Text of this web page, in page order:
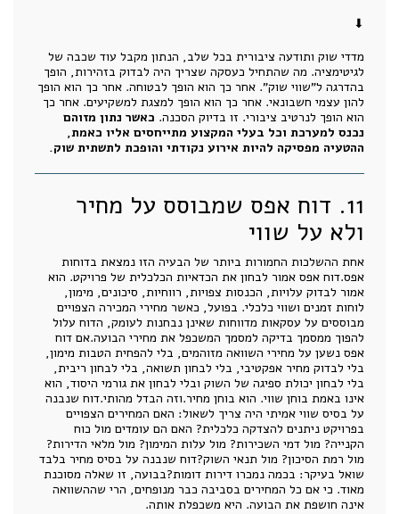
⬇
מדדי שוק ותודעה ציבורית בכל שלב, הנתון מקבל עוד שכבה של
לגיטימציה. מה שהתחיל כעסקה שצריך היה לבדוק בזהירות, הופך
בהדרגה ל”שווי שוק”. אחר כך הוא הופך לבטוחה. אחר כך הוא הופך
להון עצמי חשבונאי. אחר כך הוא הופך למצגת למשקיעים. אחר כך
הוא הופך לנרטיב ציבורי. זו בדיוק הסכנה. כאשר נתון מזוהם
נכנס למערכת וכל בעלי המקצוע מתייחסים אליו כאמת,
ההטעיה מפסיקה להיות אירוע נקודתי והופכת לתשתית שוק.
11. דוח אפס שמבוסס על מחיר
ולא על שווי
אחת ההשלכות החמורות ביותר של הבעיה הזו נמצאת בדוחות
אפס.דוח אפס אמור לבחון את הכדאיות הכלכלית של פרויקט. הוא
אמור לבדוק עלויות, הכנסות צפויות, רווחיות, סיכונים, מימון,
לוחות זמנים ושווי כלכלי. בפועל, כאשר מחירי המכירה הצפויים
מבוססים על עסקאות מדווחות שאינן נבחנות לעומק, הדוח עלול
להפוך ממסמך בדיקה למסמך המשכפל את מחירי הבועה.אם דוח
אפס נשען על מחירי השוואה מזוהמים, בלי להפחית הטבות מימון,
בלי לבדוק מחיר אפקטיבי, בלי לבחון תשואה, בלי לבחון ריבית,
בלי לבחון יכולת ספיגה של השוק ובלי לבחון את גורמי היסוד, הוא
אינו באמת בוחן שווי. הוא בוחן מחיר.וזה הבדל מהותי.דוח שנבנה
על בסיס שווי אמיתי היה צריך לשאול: האם המחירים הצפויים
בפרויקט ניתנים להצדקה כלכלית? האם הם עומדים מול כוח
הקנייה? מול דמי השכירות? מול עלות המימון? מול מלאי הדירות?
מול רמת הסיכון? מול תנאי השוק?דוח שנבנה על בסיס מחיר בלבד
שואל בעיקר: בכמה נמכרו דירות דומות?בבועה, זו שאלה מסוכנת
מאוד. כי אם כל המחירים בסביבה כבר מנופחים, הרי שההשוואה
אינה חושפת את הבועה. היא משכפלת אותה.